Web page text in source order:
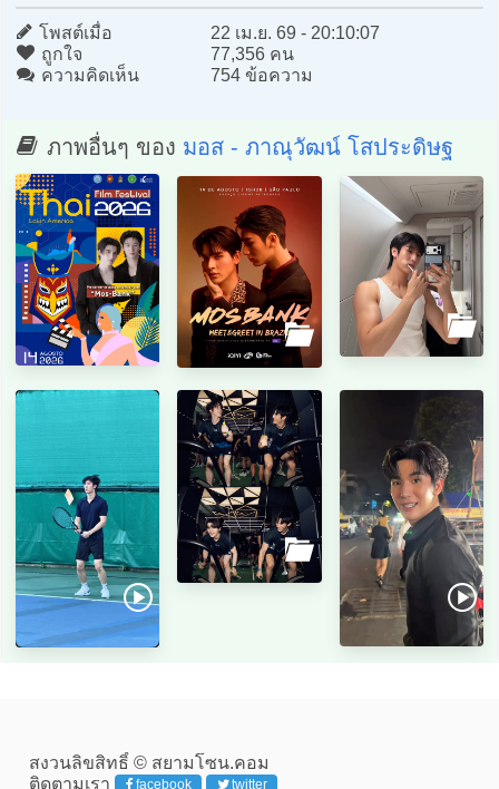
โพสต์เมื่อ
22 เม.ย. 69 - 20:10:07
ถูกใจ
77,356 คน
ความคิดเห็น
754 ข้อความ
ภาพอื่นๆ ของ มอส - ภาณุวัฒน์ โสประดิษฐ
สงวนลิขสิทธิ์ © สยามโซน.คอม
ติดตามเรา
facebook twitter